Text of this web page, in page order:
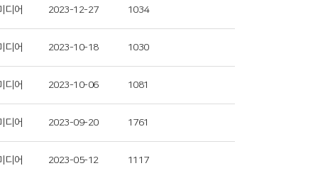
디어 2023-12-27 1034
디어 2023-10-18 1030
디어 2023-10-06 1081
디어 2023-09-20 1761
디어 2023-05-12 1117